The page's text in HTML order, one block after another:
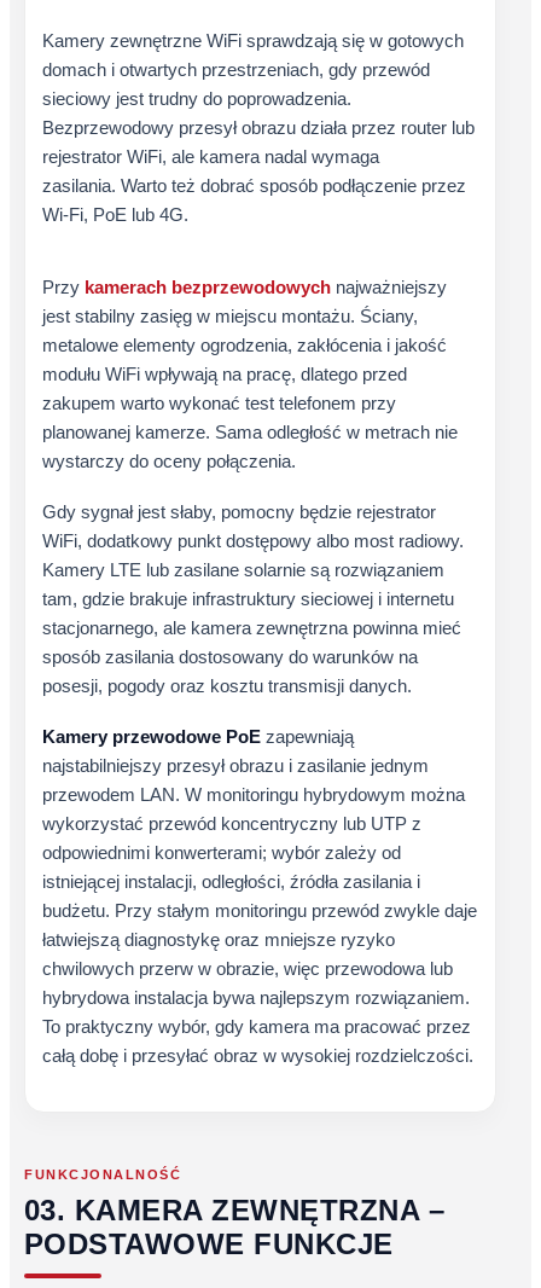
Kamery zewnętrzne WiFi sprawdzają się w gotowych
domach i otwartych przestrzeniach, gdy przewód
sieciowy jest trudny do poprowadzenia.
Bezprzewodowy przesył obrazu działa przez router lub
rejestrator WiFi, ale kamera nadal wymaga
zasilania. Warto też dobrać sposób podłączenie przez
Wi‑Fi, PoE lub 4G.
Przy kamerach bezprzewodowych najważniejszy
jest stabilny zasięg w miejscu montażu. Ściany,
metalowe elementy ogrodzenia, zakłócenia i jakość
modułu WiFi wpływają na pracę, dlatego przed
zakupem warto wykonać test telefonem przy
planowanej kamerze. Sama odległość w metrach nie
wystarczy do oceny połączenia.
Gdy sygnał jest słaby, pomocny będzie rejestrator
WiFi, dodatkowy punkt dostępowy albo most radiowy.
Kamery LTE lub zasilane solarnie są rozwiązaniem
tam, gdzie brakuje infrastruktury sieciowej i internetu
stacjonarnego, ale kamera zewnętrzna powinna mieć
sposób zasilania dostosowany do warunków na
posesji, pogody oraz kosztu transmisji danych.
Kamery przewodowe PoE zapewniają
najstabilniejszy przesył obrazu i zasilanie jednym
przewodem LAN. W monitoringu hybrydowym można
wykorzystać przewód koncentryczny lub UTP z
odpowiednimi konwerterami; wybór zależy od
istniejącej instalacji, odległości, źródła zasilania i
budżetu. Przy stałym monitoringu przewód zwykle daje
łatwiejszą diagnostykę oraz mniejsze ryzyko
chwilowych przerw w obrazie, więc przewodowa lub
hybrydowa instalacja bywa najlepszym rozwiązaniem.
To praktyczny wybór, gdy kamera ma pracować przez
całą dobę i przesyłać obraz w wysokiej rozdzielczości.
FUNKCJONALNOŚĆ
03. KAMERA ZEWNĘTRZNA –
PODSTAWOWE FUNKCJE